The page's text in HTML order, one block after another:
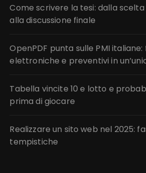
Come scrivere la tesi: dalla
alla discussione finale
OpenPDF punta sulle PMI
elettroniche e preventivi in
Tabella vincite 10 e lotto e
prima di giocare
Realizzare un sito web nel 2025:
tempistiche